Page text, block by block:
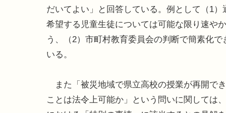
だいてよい」と回答している。例として（1
希望する児童生徒については可能な限り速や
う、（2）市町村教育委員会の判断で簡素化
いる。
また「被災地域で県立高校の授業が再開で
ことは法令上可能か」という問いに関しては